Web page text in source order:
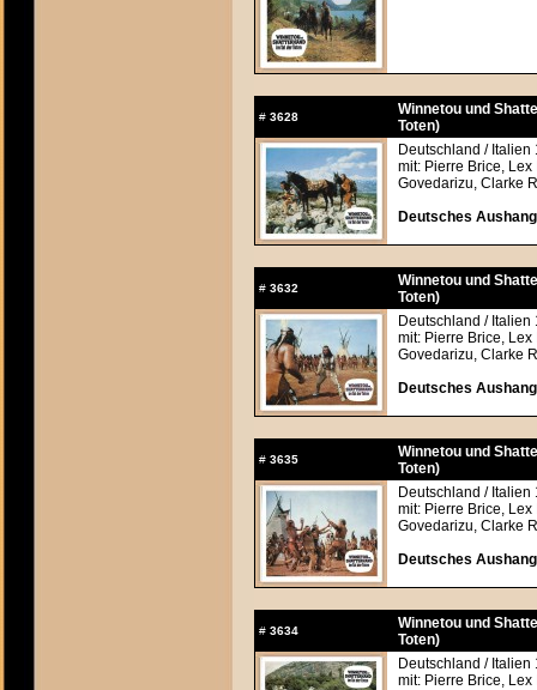
# 3628
Winnetou und
Toten)
Deutschland /
mit: Pierre Brice, Lex
Govedarizu, Clarke
Deutsches
# 3632
Winnetou und
Toten)
Deutschland /
mit: Pierre Brice, Lex
Govedarizu, Clarke
Deutsches
# 3635
Winnetou und
Toten)
Deutschland /
mit: Pierre Brice, Lex
Govedarizu, Clarke
Deutsches
# 3634
Winnetou und
Toten)
Deutschland /
mit: Pierre Brice, Lex